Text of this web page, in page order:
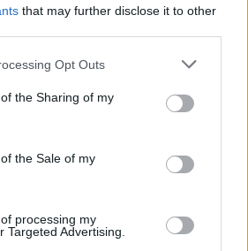
that may further disclose it to other
app uses one or more Google
or usage behaviour. You may click to
to Google and its third-party tags to
specified purposes in below Google
Opt Outs
the Sharing of my
the Sale of my
processing my
Targeted Advertising.